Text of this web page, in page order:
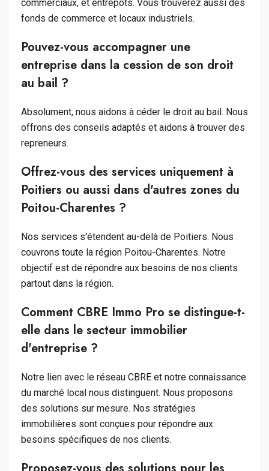
commerciaux, et entrepôts. Vous trouverez aussi des
fonds de commerce et locaux industriels.
Pouvez-vous accompagner une
entreprise dans la cession de son droit
au bail ?
Absolument, nous aidons à céder le droit au bail. Nous
offrons des conseils adaptés et aidons à trouver des
repreneurs.
Offrez-vous des services uniquement à
Poitiers ou aussi dans d'autres zones du
Poitou-Charentes ?
Nos services s'étendent au-delà de Poitiers. Nous
couvrons toute la région Poitou-Charentes. Notre
objectif est de répondre aux besoins de nos clients
partout dans la région.
Comment CBRE Immo Pro se distingue-t-
elle dans le secteur immobilier
d'entreprise ?
Notre lien avec le réseau CBRE et notre connaissance
du marché local nous distinguent. Nous proposons
des solutions sur mesure. Nos stratégies
immobilières sont conçues pour répondre aux
besoins spécifiques de nos clients.